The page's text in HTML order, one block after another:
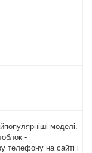
моделі.
-
телефону на сайті і